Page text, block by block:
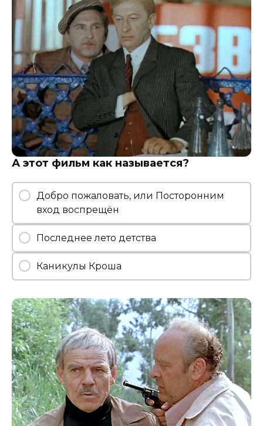
А этот фильм как называется?
Добро пожаловать, или Посторонним
вход воспрещён
Последнее лето детства
Каникулы Кроша